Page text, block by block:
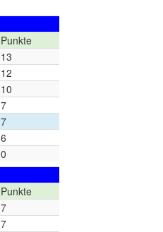
Punkte
13
12
10
7
7
6
0
Punkte
7
7